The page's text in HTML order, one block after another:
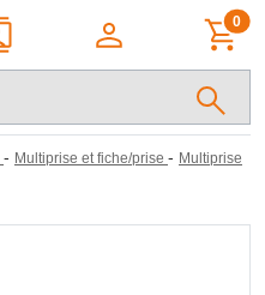
0
- Multiprise et fiche/prise - Multiprise